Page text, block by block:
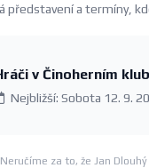
představení a termíny,
v Činoherním
Nejbližší: Sobota 12. 9.
za to, že Jan